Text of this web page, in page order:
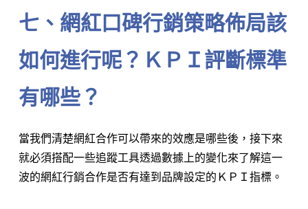
七、網紅口碑行銷策略佈局該
如何進行呢？ＫＰＩ評斷標準
有哪些？
當我們清楚網紅合作可以帶來的效應是哪些後，接下來
就必須搭配一些追蹤工具透過數據上的變化來了解這一
波的網紅行銷合作是否有達到品牌設定的ＫＰＩ指標。